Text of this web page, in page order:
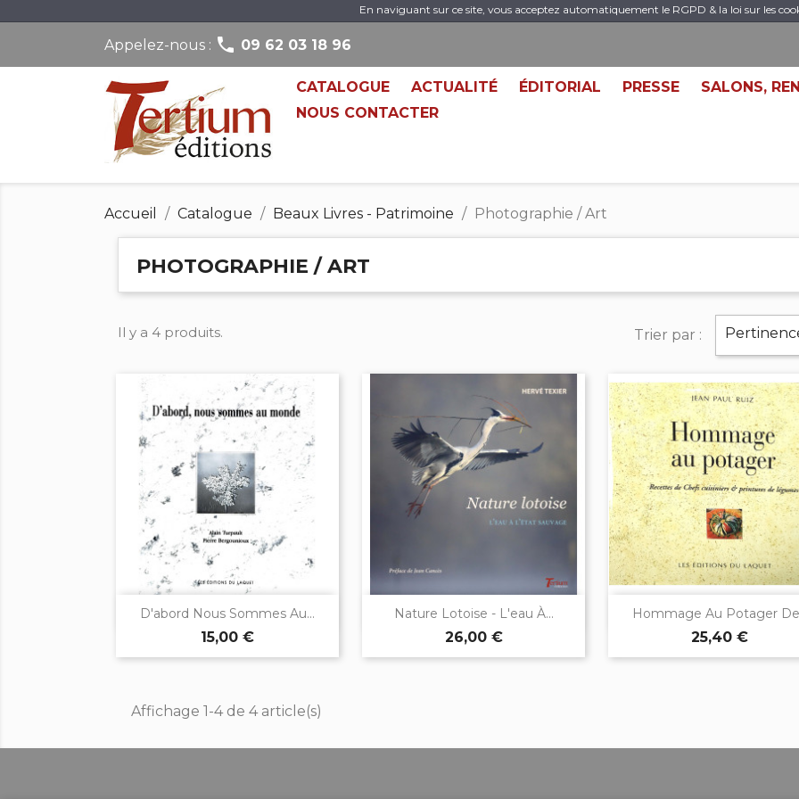
En naviguant sur ce site, vous acceptez automatiquement le RGPD & la loi sur les
Appelez-nous :  09 62 03 18 96
CATALOGUE ACTUALITÉ ÉDITORIAL PRESSE
SALONS,
NOUS CONTACTER
Accueil Catalogue Beaux Livres - Patrimoine Photographie / Art
PHOTOGRAPHIE / ART
Il y a 4 produits. Trier par :
D'abord Nous Sommes Au...
15,00 €
Aperçu rapide Nature Lotoise - L'eau À...
26,00 €
Aperçu rapide Hommage Au Potager
25,40 €
Aperçu rapide
Affichage 1-4 de 4 article(s)